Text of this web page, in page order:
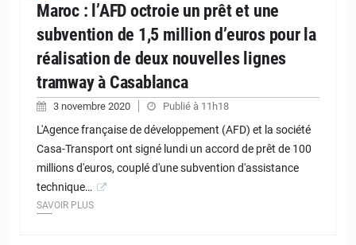
Maroc : l’AFD octroie un prêt et une
subvention de 1,5 million d’euros pour la
réalisation de deux nouvelles lignes
tramway à Casablanca
3 novembre 2020 Publié à 11h18
L'Agence française de développement (AFD) et la société
Casa-Transport ont signé lundi un accord de prêt de 100
millions d'euros, couplé d'une subvention d'assistance
technique…
SAVOIR PLUS